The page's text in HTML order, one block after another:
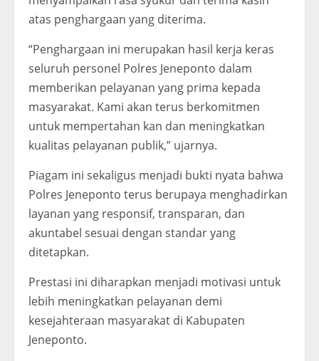
atas penghargaan yang diterima.
“Penghargaan ini merupakan hasil kerja keras
seluruh personel Polres Jeneponto dalam
memberikan pelayanan yang prima kepada
masyarakat. Kami akan terus berkomitmen
untuk mempertahan kan dan meningkatkan
kualitas pelayanan publik,” ujarnya.
Piagam ini sekaligus menjadi bukti nyata bahwa
Polres Jeneponto terus berupaya menghadirkan
layanan yang responsif, transparan, dan
akuntabel sesuai dengan standar yang
ditetapkan.
Prestasi ini diharapkan menjadi motivasi untuk
lebih meningkatkan pelayanan demi
kesejahteraan masyarakat di Kabupaten
Jeneponto.